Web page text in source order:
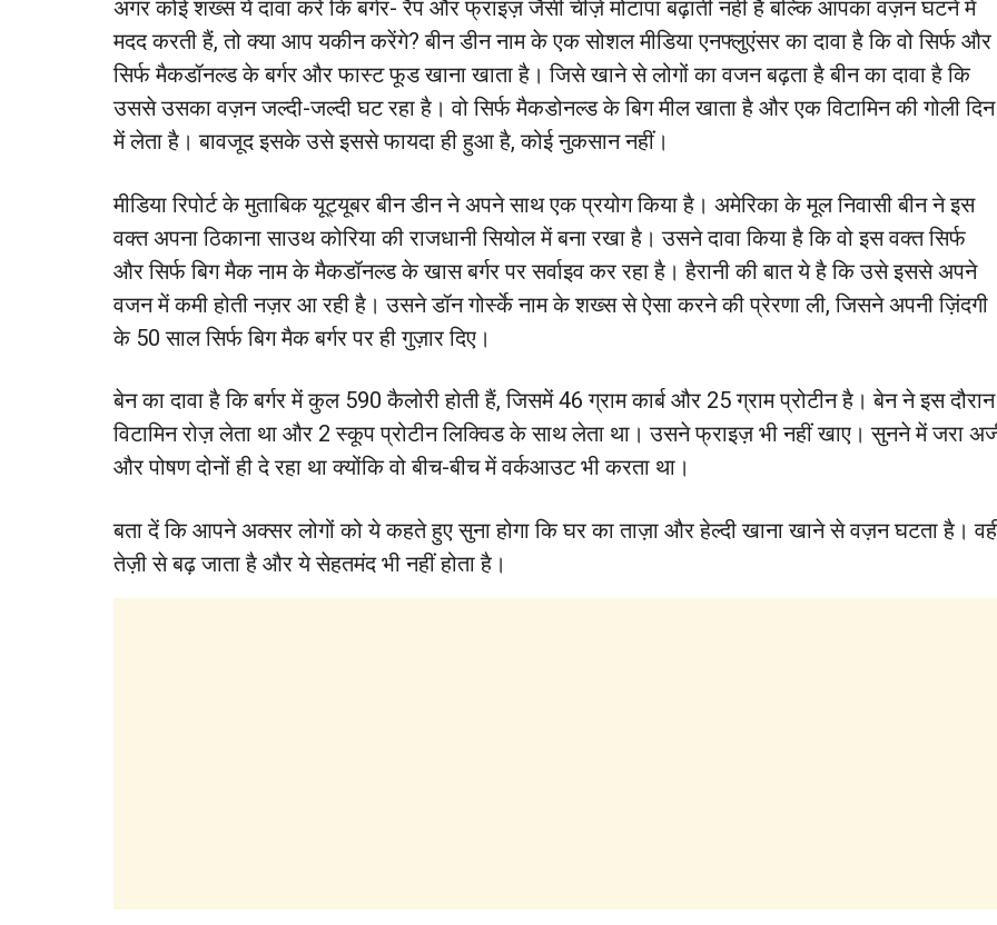
अगर कोई शख्स ये दावा करे कि बर्गर- रैप और फ्राइज़ जैसी चीज़ें मोटापा बढ़ाती नहीं हैं बल्कि आपका वज़न घटने में
मदद करती हैं, तो क्या आप यकीन करेंगे? बीन डीन नाम के एक सोशल मीडिया एनफ्लुएंसर का दावा है कि वो सिर्फ और
सिर्फ मैकडॉनल्ड के बर्गर और फास्ट फूड खाना खाता है। जिसे खाने से लोगों का वजन बढ़ता है बीन का दावा है कि
उससे उसका वज़न जल्दी-जल्दी घट रहा है। वो सिर्फ मैकडोनल्ड के बिग मील खाता है और एक विटामिन की गोली दिन
में लेता है। बावजूद इसके उसे इससे फायदा ही हुआ है, कोई नुकसान नहीं।
मीडिया रिपोर्ट के मुताबिक यूट्यूबर बीन डीन ने अपने साथ एक प्रयोग किया है। अमेरिका के मूल निवासी बीन ने इस
वक्त अपना ठिकाना साउथ कोरिया की राजधानी सियोल में बना रखा है। उसने दावा किया है कि वो इस वक्त सिर्फ
और सिर्फ बिग मैक नाम के मैकडॉनल्ड के खास बर्गर पर सर्वाइव कर रहा है। हैरानी की बात ये है कि उसे इससे अपने
वजन में कमी होती नज़र आ रही है। उसने डॉन गोर्स्के नाम के शख्स से ऐसा करने की प्रेरणा ली, जिसने अपनी ज़िंदगी
के 50 साल सिर्फ बिग मैक बर्गर पर ही गुज़ार दिए।
बेन का दावा है कि बर्गर में कुल 590 कैलोरी होती हैं, जिसमें 46 ग्राम कार्ब और 25 ग्राम प्रोटीन है। बेन ने इस
विटामिन रोज़ लेता था और 2 स्कूप प्रोटीन लिक्विड के साथ लेता था। उसने फ्राइज़ भी नहीं खाए। सुनने में जरा
और पोषण दोनों ही दे रहा था क्योंकि वो बीच-बीच में वर्कआउट भी करता था।
बता दें कि आपने अक्सर लोगों को ये कहते हुए सुना होगा कि घर का ताज़ा और हेल्दी खाना खाने से वज़न घटता है।
तेज़ी से बढ़ जाता है और ये सेहतमंद भी नहीं होता है।